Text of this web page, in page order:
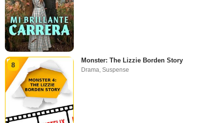
8
Monster: The Lizzie Borden Story
Drama,Suspense